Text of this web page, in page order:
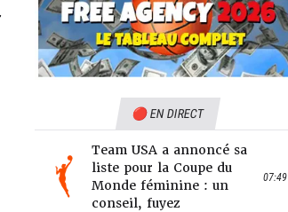
🔴 EN DIRECT
Team USA a annoncé sa
liste pour la Coupe du
Monde féminine : un
conseil, fuyez
07:49